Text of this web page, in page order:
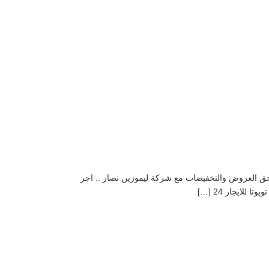
استاجر تويوتا كوستر 24 راكب واستعد لرحلات الصيف والحق العروض والتخفيضات مع شركة ليموزين نصار .. اجر